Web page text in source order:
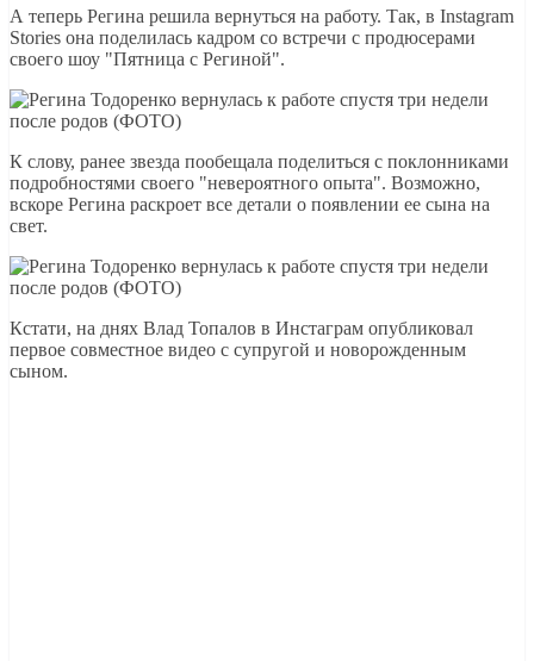
А теперь Регина решила вернуться на работу. Так, в Instagram
Stories она поделилась кадром со встречи с продюсерами
своего шоу "Пятница с Региной".
К слову, ранее звезда пообещала поделиться с поклонниками
подробностями своего "невероятного опыта". Возможно,
вскоре Регина раскроет все детали о появлении ее сына на
свет.
Кстати, на днях Влад Топалов в Инстаграм опубликовал
первое совместное видео с супругой и новорожденным
сыном.